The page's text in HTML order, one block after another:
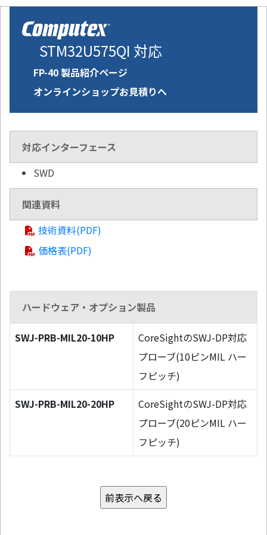
STM32U575QI 対応
FP-40 製品紹介ページ
オンラインショップお見積りへ
対応インターフェース
SWD
関連資料
技術資料(PDF)
価格表(PDF)
ハードウェア・オプション製品
SWJ-PRB-MIL20-10HP
CoreSightのSWJ-DP対応
プローブ(10ピンMIL ハー
フピッチ)
SWJ-PRB-MIL20-20HP
CoreSightのSWJ-DP対応
プローブ(20ピンMIL ハー
フピッチ)